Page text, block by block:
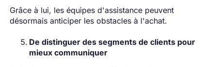
Grâce à lui, les équipes d'assistance peuvent
désormais anticiper les obstacles à l'achat.
De distinguer des segments de clients pour
mieux communiquer